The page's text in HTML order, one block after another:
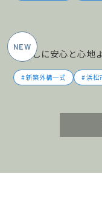
暮らしに安心と心地
新築外構一式 浜松